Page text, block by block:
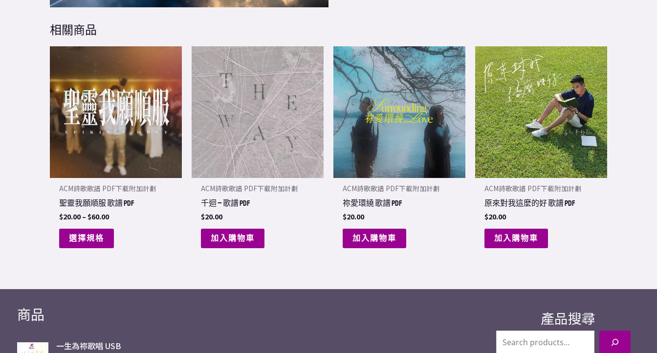
相關商品
ACM詩歌歌譜 PDF下載附加計劃
聖靈我願順服 歌譜 PDF
$20.00–$60.00
Price
through
$60.00
選擇規格
has
multiple
variants.
The
options
may
be
chosen
on
the
ACM詩歌歌譜 PDF下載附加計劃
千迴 – 歌譜 PDF
$20.00
加入購物車
ACM詩歌歌譜 PDF下載附加計劃
祢愛環繞 歌譜 PDF
$20.00
加入購物車
ACM詩歌歌譜 PDF下載附加計劃
原來對我這麼的好 歌譜 PDF
$20.00
加入購物車
商品
一生為祢歌唱 USB
產品搜尋